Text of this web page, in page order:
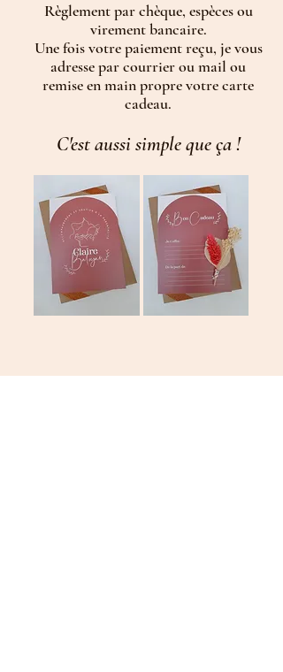
Règlement par chèque, espèces ou
virement bancaire.
Une fois votre paiement reçu, je vous
adresse par courrier ou mail ou
remise en main propre votre carte
cadeau.
C'est aussi simple que ça !